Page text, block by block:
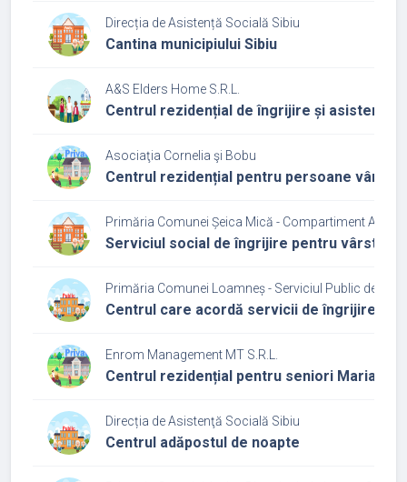
Direcția de Asistență Socială Sibiu
Cantina municipiului Sibiu
A&S Elders Home S.R.L.
Centrul rezidențial de îngrijire și asistență
Asociaţia Cornelia şi Bobu
Centrul rezidențial pentru persoane
Primăria Comunei Șeica Mică - Compartiment
Serviciul social de îngrijire pentru vârstnici
Primăria Comunei Loamneș - Serviciul Public de
Centrul care acordă servicii de îngrijire și
Enrom Management MT S.R.L.
Centrul rezidențial pentru seniori Maria-
Direcția de Asistenţă Socială Sibiu
Centrul adăpostul de noapte